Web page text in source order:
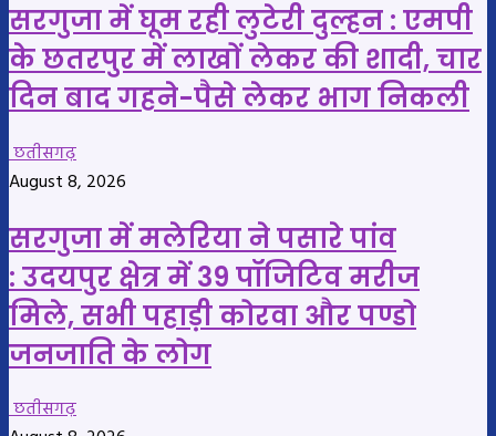
सरगुजा में घूम रही लुटेरी दुल्हन : एमपी
के छतरपुर में लाखों लेकर की शादी, चार
दिन बाद गहने-पैसे लेकर भाग निकली
छतीसगढ़
August 8, 2026
सरगुजा में मलेरिया ने पसारे पांव
: उदयपुर क्षेत्र में 39 पॉजिटिव मरीज
मिले, सभी पहाड़ी कोरवा और पण्डो
जनजाति के लोग
छतीसगढ़